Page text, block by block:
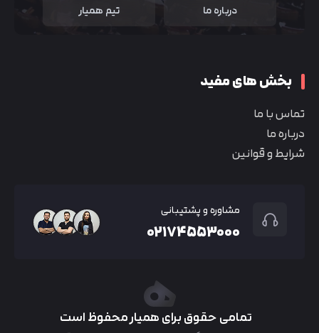
درباره ما تیم همیار
بخش های مفید
تماس با ما
درباره ما
شرایط و قوانین
مشاوره و پشتیبانی
۰۲۱۷۴۵۵۳۰۰۰
تمامی حقوق برای همیار محفوظ است